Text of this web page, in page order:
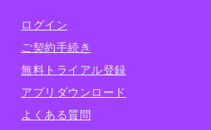
ログイン
ご契約手続き
無料トライアル登録
アプリダウンロード
よくある質問